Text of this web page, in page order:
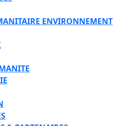
ENVIRONNEMENT